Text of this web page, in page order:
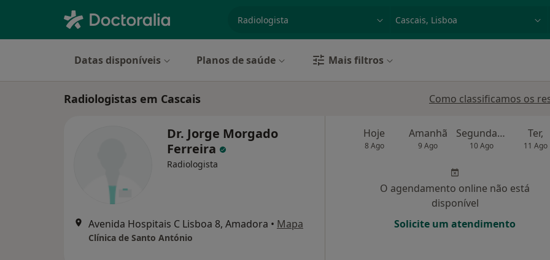
Datas disponíveis Planos de saúde Mais filtros
Radiologistas em Cascais Como classificamos os
Dr. Jorge Morgado
Ferreira
Radiologista
Avenida Hospitais C Lisboa 8, Amadora • Mapa
Clínica de Santo António
Hoje
8 Ago
Amanhã
9 Ago
Segunda-feira
10 Ago
Ter,
11 Ago
O agendamento online não está
disponível
Solicite um atendimento